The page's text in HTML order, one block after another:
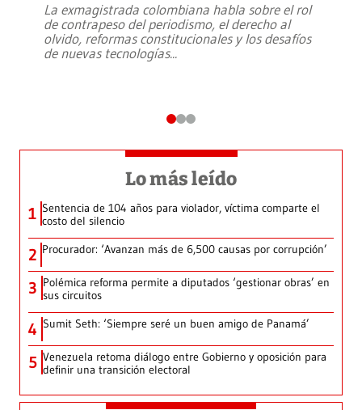
La exmagistrada colombiana habla sobre el rol
de contrapeso del periodismo, el derecho al
olvido, reformas constitucionales y los desafíos
de nuevas tecnologías...
Lo más leído
1 Sentencia de 104 años para violador, víctima comparte el
costo del silencio
2 Procurador: ‘Avanzan más de 6,500 causas por corrupción’
3 Polémica reforma permite a diputados ‘gestionar obras’ en
sus circuitos
4 Sumit Seth: ‘Siempre seré un buen amigo de Panamá’
5 Venezuela retoma diálogo entre Gobierno y oposición para
definir una transición electoral